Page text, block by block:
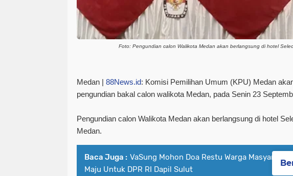
Foto: Pengundian calon Walikota Medan akan berlangsung di hotel
Medan | 88News.id: Komisi Pemilihan Umum (KPU) Medan
pengundian bakal calon walikota Medan, pada Senin 23
Pengundian calon Walikota Medan akan berlangsung di hotel
Medan.
Baca Juga : VaSung Mohon Doa Restu Warga Masyarakat,
Maju Untuk DPR RI Dapil Sulut